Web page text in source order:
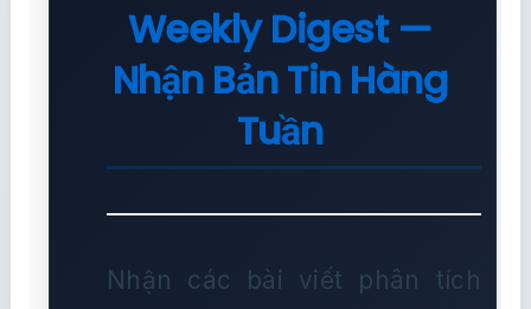
Weekly Digest —
Nhận Bản Tin Hàng
Tuần
Nhận các bài viết phân tích